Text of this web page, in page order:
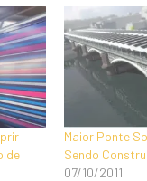
de
Maior Ponte
Sendo
07/10/2011